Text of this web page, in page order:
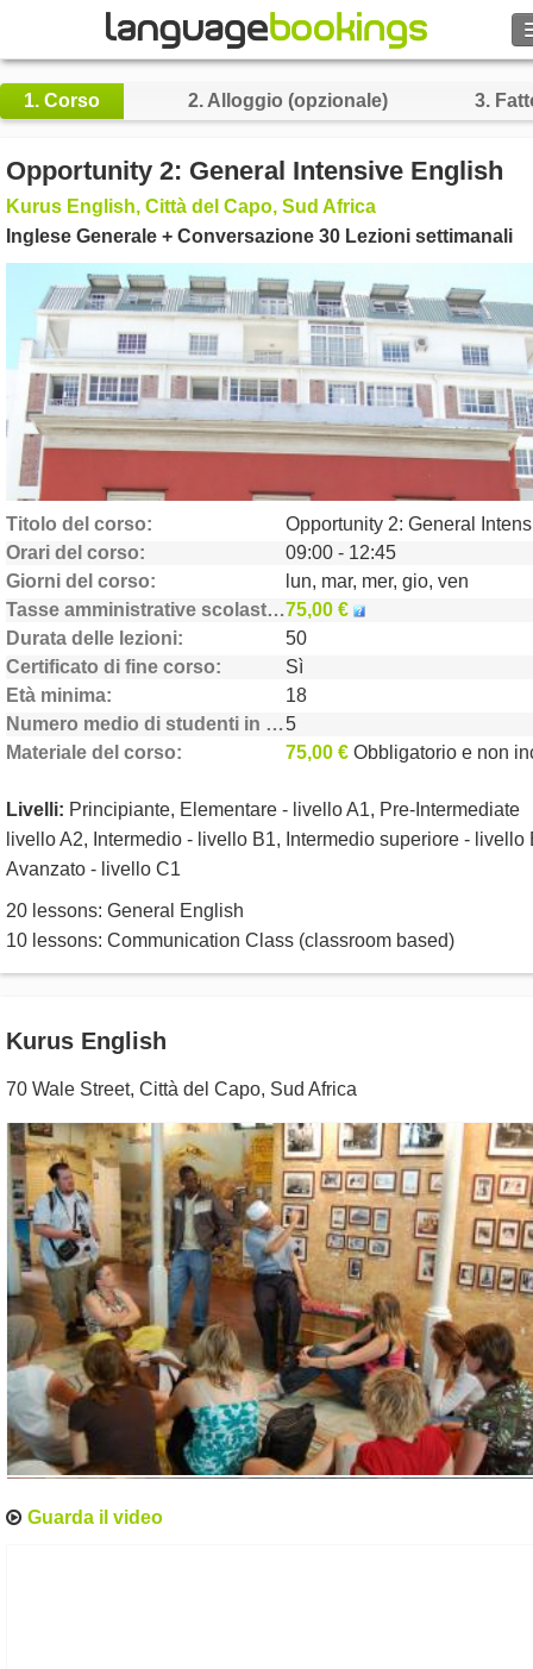
SFOGLIARE
Entra
Aiuto
Valuta €
Lingua
1. Corso 2.Alloggio (opzionale) 3.
Opportunity 2: General Intensive English
Kurus English, Città del Capo, Sud Africa
Inglese Generale + Conversazione 30 Lezioni settimanali
Titolo del corso
Orari del corso
09:00 - 12:45
Giorni del corso
lun, mar, mer, gio, ven
Tasse amministrative scolastiche75,00 €
Durata delle lezioni
50
Certificato di fine corso
Sì
Età minima
18
Numero medio di studenti in classe5
Materiale del corso
75,00 € Obbligatorio e non
Livelli: Principiante, Elementare - livello A1, Pre-Intermediate
livello A2, Intermedio - livello B1, Intermedio superiore - livello
Avanzato - livello C1
20 lessons: General English
10 lessons: Communication Class (classroom based)
Kurus English
70 Wale Street, Città del Capo, Sud Africa
Guarda il video